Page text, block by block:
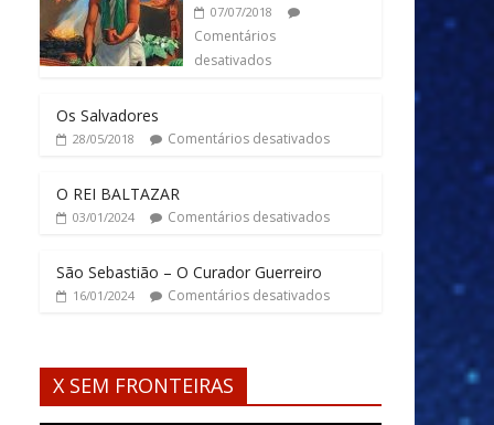
07/07/2018
Comentários
desativados
Os Salvadores
28/05/2018 Comentários desativados
O REI BALTAZAR
03/01/2024 Comentários desativados
São Sebastião – O Curador Guerreiro
16/01/2024 Comentários desativados
X SEM FRONTEIRAS